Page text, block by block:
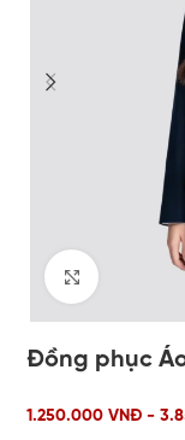
Click to
Đồng phục
1.250.000 VNĐ -